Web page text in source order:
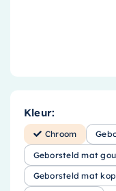
Kleur:
Chroom
Geborsteld mat
Geborsteld mat